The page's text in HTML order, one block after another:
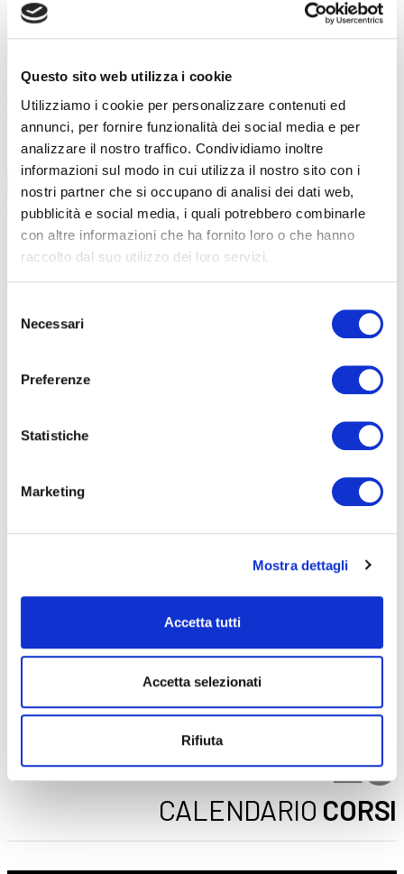
Questo sito web utilizza i cookie
Utilizziamo i cookie per personalizzare contenuti ed
annunci, per fornire funzionalità dei social media e per
analizzare il nostro traffico. Condividiamo inoltre
informazioni sul modo in cui utilizza il nostro sito con i
nostri partner che si occupano di analisi dei dati web,
pubblicità e social media, i quali potrebbero combinarle
con altre informazioni che ha fornito loro o che hanno
raccolto dal suo utilizzo dei loro servizi.
delNecessari
Preferenze
Statistiche
Marketing
Mostra dettagli
Accetta tutti
Accetta selezionati
Rifiuta
POTREBBERO INTERESSARTI
Cucina Intermedia
03/04/2023
50 ore
€ 500
LEGGI
Ristorazione
Operatore di sala e bar
3 anni (possibilità di 4 anno)
€ 220
LEGGI
E CORSI
Seleziona e filtra per:
AZIENDE
Seleziona e filtra per:
CORSIONLINE
CALENDARIO CORSI